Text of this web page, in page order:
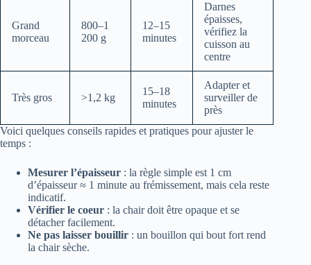
Grand
morceau
800–1
200 g
12–15
minutes
Darnes
épaisses,
vérifiez la
cuisson au
centre
Très gros >1,2 kg
15–18
minutes
Adapter et
surveiller de
près
Voici quelques conseils rapides et pratiques pour ajuster le
temps :
Mesurer l’épaisseur : la règle simple est 1 cm
d’épaisseur ≈ 1 minute au frémissement, mais cela reste
indicatif.
Vérifier le coeur : la chair doit être opaque et se
détacher facilement.
Ne pas laisser bouillir : un bouillon qui bout fort rend
la chair sèche.